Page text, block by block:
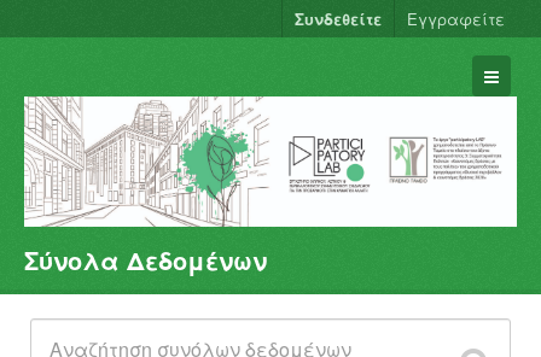
Συνδεθείτε Εγγραφείτε
Σύνολα Δεδομένων
Φορείς
Ομάδες
Σύνολα Δεδομένων